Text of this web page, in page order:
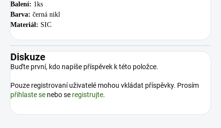
Balení: 1ks
Barva: černá nikl
Materiál: SIC
Diskuze
Buďte první, kdo napíše příspěvek k této položce.
Pouze registrovaní uživatelé mohou vkládat příspěvky. Prosím
přihlaste se nebo se registrujte.